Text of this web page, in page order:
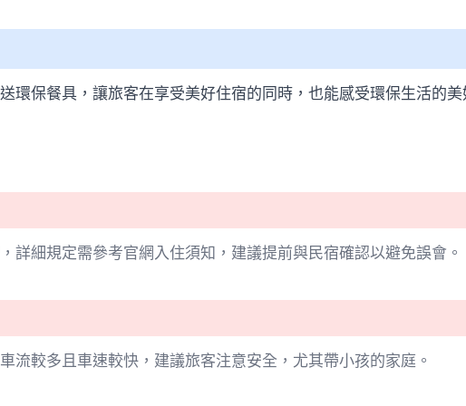
環保餐具，讓旅客在享受美好住宿的同時，也能感受環保生活的美
詳細規定需參考官網入住須知，建議提前與民宿確認以避免誤會。
流較多且車速較快，建議旅客注意安全，尤其帶小孩的家庭。